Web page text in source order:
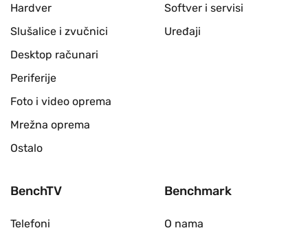
Hardver
Slušalice i zvučnici
Desktop računari
Periferije
Foto i video oprema
Mrežna oprema
Ostalo
Softver i servisi
Uređaji
BenchTV
Telefoni
Benchmark
O nama